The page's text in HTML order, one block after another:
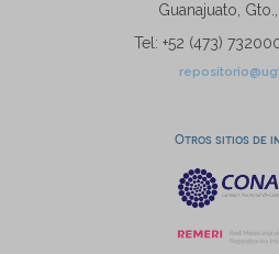
Guanajuato,
Tel: +52 (473)
Otros sitios de